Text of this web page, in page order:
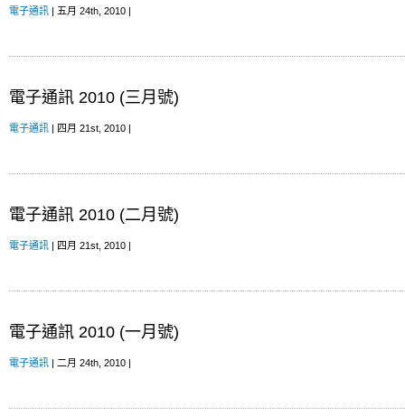
電子通訊 | 五月 24th, 2010 |
電子通訊 2010 (三月號)
電子通訊 | 四月 21st, 2010 |
電子通訊 2010 (二月號)
電子通訊 | 四月 21st, 2010 |
電子通訊 2010 (一月號)
電子通訊 | 二月 24th, 2010 |